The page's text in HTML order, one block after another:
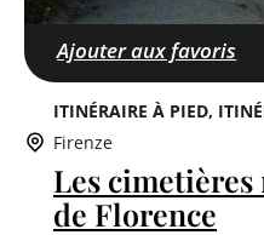
Ajouter aux favoris
ITINÉRAIRE À PIED
Firenze
Les
de Florence